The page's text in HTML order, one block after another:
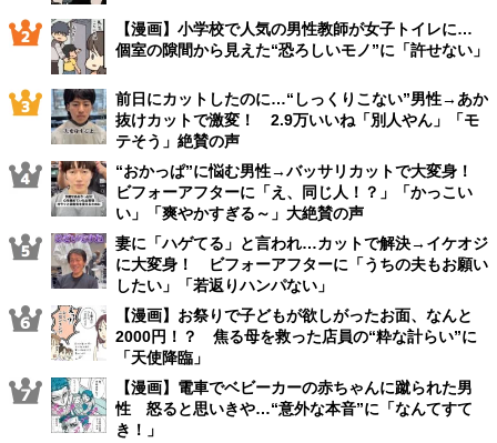
【漫画】小学校で人気の男性教師が女子トイレに…
個室の隙間から見えた“恐ろしいモノ”に「許せない」
前日にカットしたのに…“しっくりこない”男性→あか
抜けカットで激変！ 2.9万いいね「別人やん」「モ
テそう」絶賛の声
“おかっぱ”に悩む男性→バッサリカットで大変身！
ビフォーアフターに「え、同じ人！？」「かっこい
い」「爽やかすぎる～」大絶賛の声
妻に「ハゲてる」と言われ…カットで解決→イケオジ
に大変身！ ビフォーアフターに「うちの夫もお願い
したい」「若返りハンパない」
【漫画】お祭りで子どもが欲しがったお面、なんと
2000円！？ 焦る母を救った店員の“粋な計らい”に
「天使降臨」
【漫画】電車でベビーカーの赤ちゃんに蹴られた男
性 怒ると思いきや…“意外な本音”に「なんてすて
き！」